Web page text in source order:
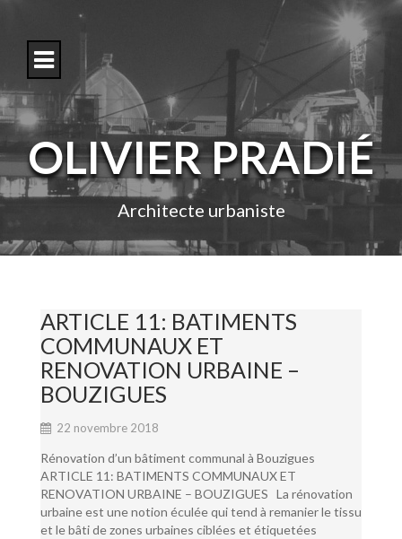
o
c
n
e
OLIVIER PRADIÉ
Architecte urbaniste
ARTICLE 11: BATIMENTS
COMMUNAUX ET
RENOVATION URBAINE –
BOUZIGUES
22 novembre 2018
Rénovation d’un bâtiment communal à Bouzigues
ARTICLE 11: BATIMENTS COMMUNAUX ET
RENOVATION URBAINE – BOUZIGUES La rénovation
urbaine est une notion éculée qui tend à remanier le tissu
et le bâti de zones urbaines ciblées et étiquetées